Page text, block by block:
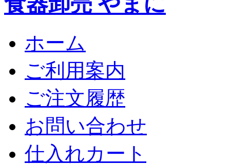
ホーム
ご利用案内
ご注文履歴
お問い合わせ
仕入れカート